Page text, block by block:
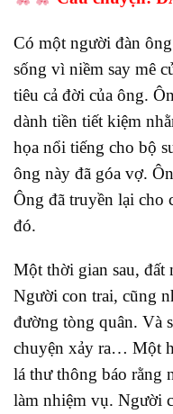
Có một người đàn
sống vì niềm say mê
tiêu cả đời của ông.
dành tiền tiết kiệm
họa nổi tiếng cho bộ
ông này đã góa vợ.
Ông đã truyền lại cho
đó.
Một thời gian sau, đất
Người con trai, cũng
đường tòng quân. Và
chuyện xảy ra… Một
lá thư thông báo rằng
làm nhiệm vụ. Người